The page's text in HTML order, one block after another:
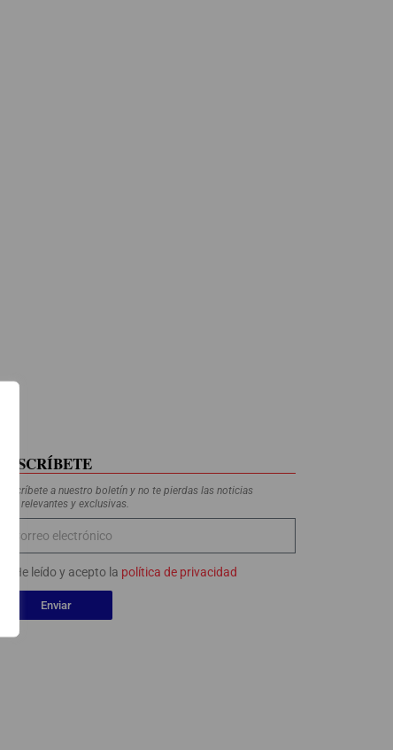
SUSCRÍBETE
Suscríbete a nuestro boletín y no te pierdas las noticias
más relevantes y exclusivas.
He leído y acepto la política de privacidad
Enviar